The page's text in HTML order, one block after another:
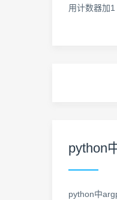
用计数器加
python
python中